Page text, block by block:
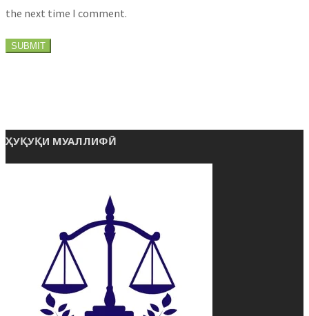
the next time I comment.
ҲУҚУҚИ МУАЛЛИФӢ